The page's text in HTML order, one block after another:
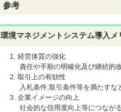
参考
環境マネジメントシステム導入メ
経営体質の強化
責任や手順の明確化及び継続的
取引上の有効性
入札条件,取引条件等を満たすな
企業イメージの向上
社会的な信用度向上等につながる